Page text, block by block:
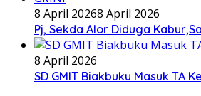
8 April 20268 April 2026
Pj, Sekda Alor Diduga
8 April 2026
SD GMIT Biakbuku Masuk TA